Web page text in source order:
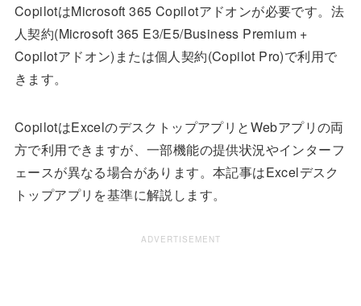
CopilotはMicrosoft 365 Copilotアドオンが必要です。法
人契約(Microsoft 365 E3/E5/Business Premium +
Copilotアドオン)または個人契約(Copilot Pro)で利用で
きます。
CopilotはExcelのデスクトップアプリとWebアプリの両
方で利用できますが、一部機能の提供状況やインターフ
ェースが異なる場合があります。本記事はExcelデスク
トップアプリを基準に解説します。
ADVERTISEMENT